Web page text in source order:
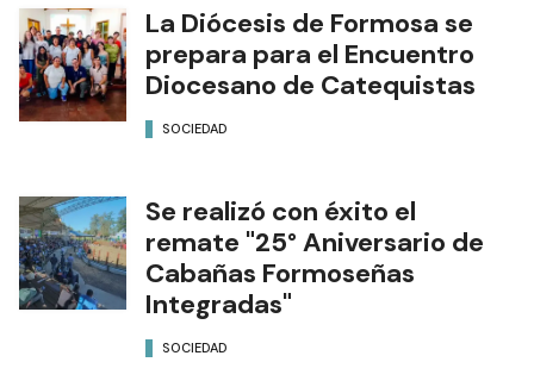
La Diócesis de Formosa se
prepara para el Encuentro
Diocesano de Catequistas
SOCIEDAD
Se realizó con éxito el
remate "25° Aniversario de
Cabañas Formoseñas
Integradas"
SOCIEDAD